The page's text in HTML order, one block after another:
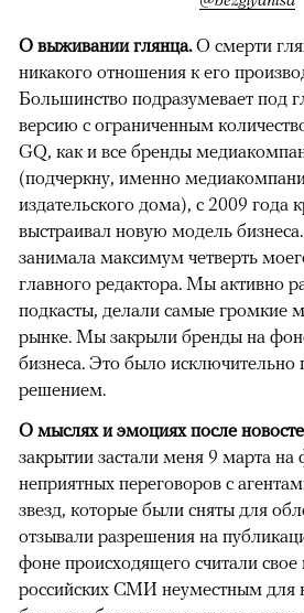
О выживании глянца.О смерти
никакого отношения к его
Большинство подразумевает под
версию с ограниченным
GQ, как и все бренды
(подчеркну, именно
издательского дома), с 2009 года
выстраивал новую модель
занимала максимум четверть
главного редактора. Мы активно
подкасты, делали самые громкие
рынке. Мы закрыли бренды на
бизнеса. Это было исключительно
решением.
О мыслях и эмоциях после
закрытии застали меня 9 марта на
неприятных переговоров с
звезд, которые были сняты для
отзывали разрешения на
фоне происходящего считали свое
российских СМИ неуместным для